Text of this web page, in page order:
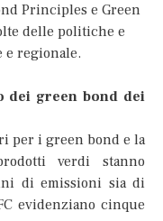
Principles e Green
delle politiche e
e regionale.
dei green bond dei
per i green bond e la
verdi stanno
di emissioni sia di
evidenziano cinque